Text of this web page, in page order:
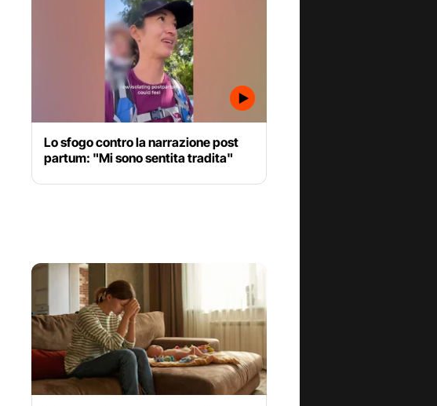
Lo sfogo contro la narrazione post
partum: "Mi sono sentita tradita"